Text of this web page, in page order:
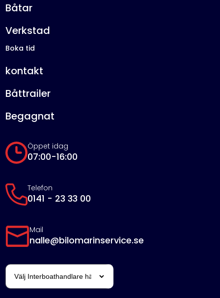
Öppet idag
07:00-16:00
Telefon
0141 - 23 33 00
Mail
nalle@bilomarinservice.se
Båtar
Verkstad
Boka tid
kontakt
Båttrailer
Begagnat